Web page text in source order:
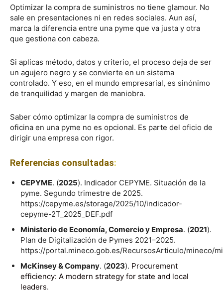
Optimizar la compra de suministros no tiene glamour. No
sale en presentaciones ni en redes sociales. Aun así,
marca la diferencia entre una pyme que va justa y otra
que gestiona con cabeza.
Si aplicas método, datos y criterio, el proceso deja de ser
un agujero negro y se convierte en un sistema
controlado. Y eso, en el mundo empresarial, es sinónimo
de tranquilidad y margen de maniobra.
Saber cómo optimizar la compra de suministros de
oficina en una pyme no es opcional. Es parte del oficio de
dirigir una empresa con rigor.
Referencias consultadas:
CEPYME. (2025). Indicador CEPYME. Situación de la
pyme. Segundo trimestre de 2025.
https://cepyme.es/storage/2025/10/indicador-
cepyme-2T_2025_DEF.pdf
Ministerio de Economía, Comercio y Empresa. (2021).
Plan de Digitalización de Pymes 2021–2025.
https://portal.mineco.gob.es/RecursosArticulo/mineco/
McKinsey & Company. (2023). Procurement
efficiency: A modern strategy for state and local
leaders.